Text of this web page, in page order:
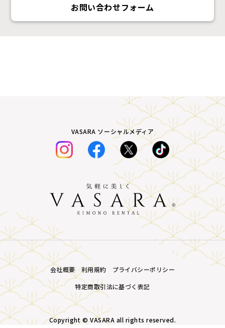
お問い合わせフォーム
VASARA ソーシャルメディア
会社概要 利用規約
プライバシーポリシー
特定商取引法に基づく表記
Copyright © VASARA all rights reserved.